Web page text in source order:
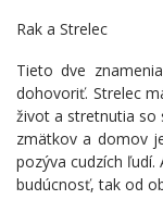
Rak a Strelec
Tieto dve
dohovoriť. Strelec
život a stretnutia so
zmätkov a domov
pozýva cudzích
budúcnosť, tak od